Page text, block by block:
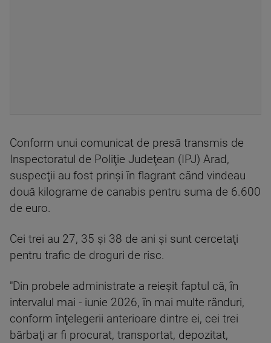
Conform unui comunicat de presă transmis de
Inspectoratul de Poliţie Judeţean (IPJ) Arad,
suspecţii au fost prinşi în flagrant când vindeau
două kilograme de canabis pentru suma de 6.600
de euro.
Cei trei au 27, 35 şi 38 de ani şi sunt cercetaţi
pentru trafic de droguri de risc.
"Din probele administrate a reieşit faptul că, în
intervalul mai - iunie 2026, în mai multe rânduri,
conform înţelegerii anterioare dintre ei, cei trei
bărbaţi ar fi procurat, transportat, depozitat,